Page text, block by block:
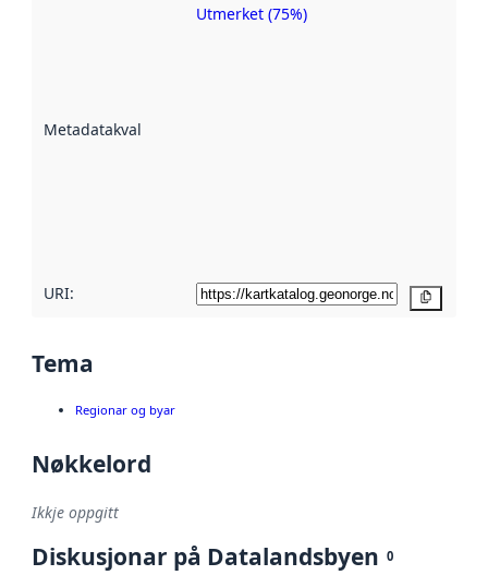
Metadatakvalitet
Metadatakvalitet
Utmerket (75%)
URI:
Tema
Regionar og byar
Nøkkelord
Ikkje oppgitt
Diskusjonar på Datalandsbyen 0